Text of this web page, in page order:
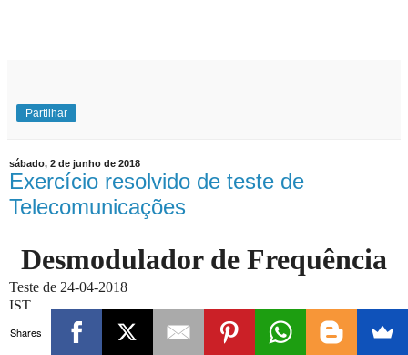
Partilhar
sábado, 2 de junho de 2018
Exercício resolvido de teste de
Telecomunicações
Desmodulador de Frequência
Teste de 24-04-2018
IST
Shares